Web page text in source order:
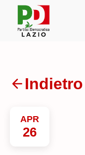
Indietro
APR
26